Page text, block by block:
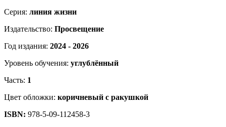
Серия: линия жизни
Издательство: Просвещение
Год издания: 2024 - 2026
Уровень обучения: углублённый
Часть: 1
Цвет обложки: коричневый с ракушкой
ISBN: 978-5-09-112458-3